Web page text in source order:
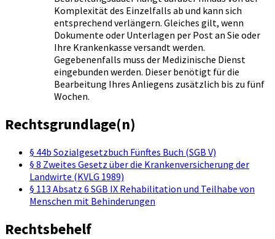
Komplexität des Einzelfalls ab und kann sich
entsprechend verlängern. Gleiches gilt, wenn
Dokumente oder Unterlagen per Post an Sie oder
Ihre Krankenkasse versandt werden.
Gegebenenfalls muss der Medizinische Dienst
eingebunden werden. Dieser benötigt für die
Bearbeitung Ihres Anliegens zusätzlich bis zu fünf
Wochen.
Rechtsgrundlage(n)
§ 44b Sozialgesetzbuch Fünftes Buch (SGB V)
§ 8 Zweites Gesetz über die Krankenversicherung der
Landwirte (KVLG 1989)
§ 113 Absatz 6 SGB IX Rehabilitation und Teilhabe von
Menschen mit Behinderungen
Rechtsbehelf